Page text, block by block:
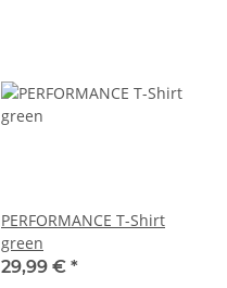
PERFORMANCE T-Shirt
green
29,99 € *